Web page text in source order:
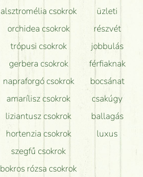
alsztromélia csokrok
orchidea csokrok
trópusi csokrok
gerbera csokrok
napraforgó csokrok
amarílisz csokrok
liziantusz csokrok
hortenzia csokrok
szegfű csokrok
bokros rózsa csokrok
üzleti
részvét
jobbulás
férfiaknak
bocsánat
csakúgy
ballagás
luxus